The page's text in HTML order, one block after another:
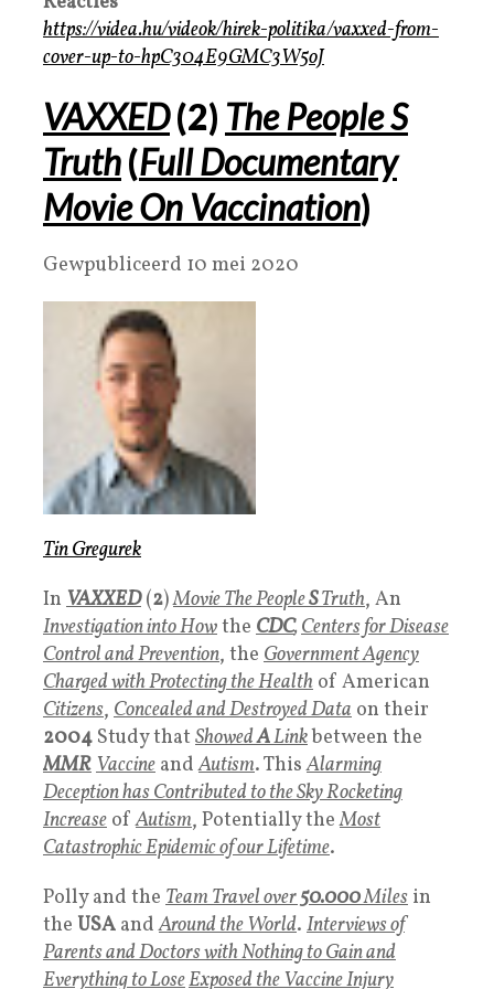
https://videa.hu/videok/hirek-politika/vaxxed-from-
cover-up-to-hpC304E9GMC3W5oJ
VAXXED(2) The People S
Truth(Full Documentary
Movie On Vaccination)
Gewpubliceerd 10 mei 2020
Tin Gregurek
In VAXXED(2)Movie The PeopleSTruth, An
Investigation into Howthe CDC,Centers for Disease
Control and Prevention, the Government Agency
Charged with Protecting the Health of American
Citizens, Concealed and Destroyed Data on their
2004 Study that ShowedALinkbetween the
MMRVaccine andAutism. ThisAlarming
Deception has Contributed to the Sky Rocketing
Increase ofAutism, Potentially theMost
Catastrophic Epidemic of our Lifetime.
Polly and the Team Travelover50.000Miles in
the USA andAround the World. Interviews of
Parents and Doctors with Nothing to Gain and
Everything to LoseExposed the Vaccine Injury